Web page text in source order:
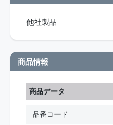
他社製品
商品情報
商品データ
品番コード